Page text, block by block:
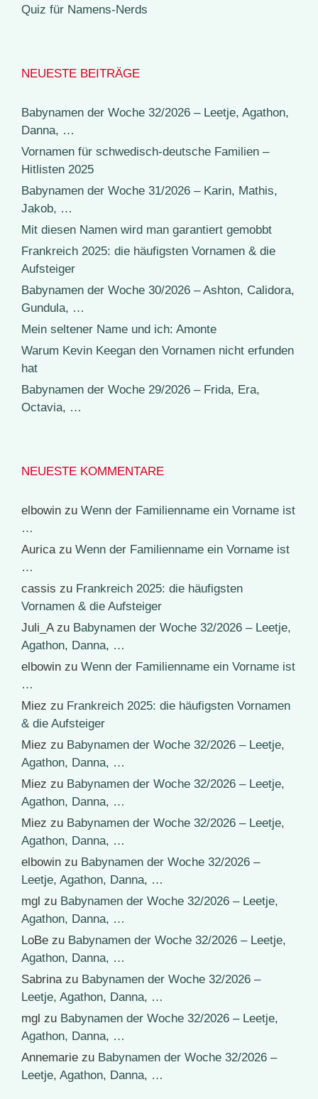
Quiz für Namens-Nerds
NEUESTE BEITRÄGE
Babynamen der Woche 32/2026 – Leetje, Agathon,
Danna, …
Vornamen für schwedisch-deutsche Familien –
Hitlisten 2025
Babynamen der Woche 31/2026 – Karin, Mathis,
Jakob, …
Mit diesen Namen wird man garantiert gemobbt
Frankreich 2025: die häufigsten Vornamen & die
Aufsteiger
Babynamen der Woche 30/2026 – Ashton, Calidora,
Gundula, …
Mein seltener Name und ich: Amonte
Warum Kevin Keegan den Vornamen nicht erfunden
hat
Babynamen der Woche 29/2026 – Frida, Era,
Octavia, …
NEUESTE KOMMENTARE
elbowin zu Wenn der Familienname ein Vorname ist
…
Auricazu Wenn der Familienname ein Vorname ist
…
cassis zu Frankreich 2025: die häufigsten
Vornamen & die Aufsteiger
Juli_Azu Babynamen der Woche 32/2026 – Leetje,
Agathon, Danna, …
elbowin zu Wenn der Familienname ein Vorname ist
…
Miez zu Frankreich 2025: die häufigsten Vornamen
& die Aufsteiger
Miez zu Babynamen der Woche 32/2026 – Leetje,
Agathon, Danna, …
Miez zu Babynamen der Woche 32/2026 – Leetje,
Agathon, Danna, …
Miez zu Babynamen der Woche 32/2026 – Leetje,
Agathon, Danna, …
elbowin zu Babynamen der Woche 32/2026 –
Leetje, Agathon, Danna, …
mgl zu Babynamen der Woche 32/2026 – Leetje,
Agathon, Danna, …
LoBe zu Babynamen der Woche 32/2026 – Leetje,
Agathon, Danna, …
Sabrinazu Babynamen der Woche 32/2026 –
Leetje, Agathon, Danna, …
mgl zu Babynamen der Woche 32/2026 – Leetje,
Agathon, Danna, …
Annemarie zu Babynamen der Woche 32/2026 –
Leetje, Agathon, Danna, …